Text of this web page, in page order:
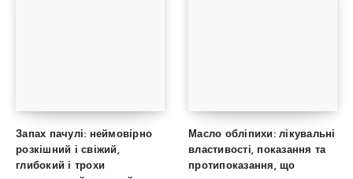
Запах пачулі: неймовірно
розкішний і свіжий,
глибокий і трохи
Масло обліпихи: лікувальні
властивості, показання та
протипоказання, що